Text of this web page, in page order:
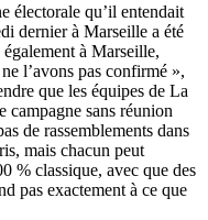
électorale qu’il entendait
dernier à Marseille a été
à Marseille,
l’avons pas confirmé »,
que les équipes de La
campagne sans réunion
de rassemblements dans
mais chacun peut
% classique, avec que des
pas exactement à ce que